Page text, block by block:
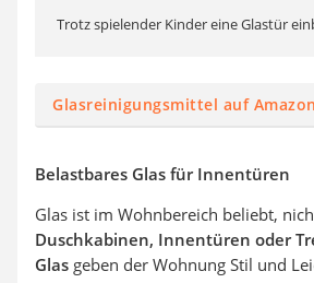
Trotz spielender Kinder eine Glastür
Glasreinigungsmittel auf
Belastbares Glas für Innentüren
Glas ist im Wohnbereich beliebt,
Duschkabinen, Innentüren oder
Glas geben der Wohnung Stil und